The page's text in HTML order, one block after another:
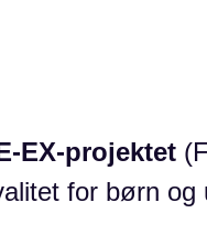
EX-projektet
for børn